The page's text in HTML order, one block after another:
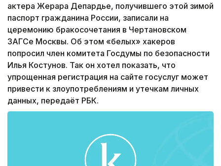
актера Жерара Депардье, получившего этой зимой
паспорт гражданина России, записали на
церемонию бракосочетания в Чертановском
ЗАГСе Москвы. Об этом «белых» хакеров
попросил член комитета Госдумы по безопасности
Илья Костунов. Так он хотел показать, что
упрощенная регистрация на сайте госуслуг может
привести к злоупотреблениям и утечкам личных
данных, передаёт РБК.